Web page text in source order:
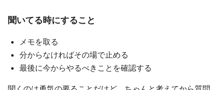
聞いてる時にすること
メモを取る
分からなければその場で止める
最後に今からやるべきことを確認する